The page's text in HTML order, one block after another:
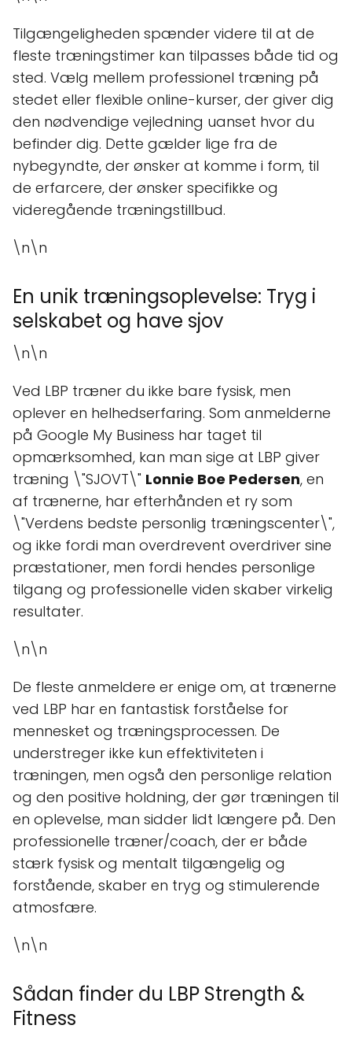
Tilgængeligheden spænder videre til at de
fleste træningstimer kan tilpasses både tid og
sted. Vælg mellem professionel træning på
stedet eller flexible online-kurser, der giver dig
den nødvendige vejledning uanset hvor du
befinder dig. Dette gælder lige fra de
nybegyndte, der ønsker at komme i form, til
de erfarcere, der ønsker specifikke og
videregående træningstillbud.
\n\n
En unik træningsoplevelse: Tryg i
selskabet og have sjov
\n\n
Ved LBP træner du ikke bare fysisk, men
oplever en helhedserfaring. Som anmelderne
på Google My Business har taget til
opmærksomhed, kan man sige at LBP giver
træning \"SJOVT\" Lonnie Boe Pedersen, en
af trænerne, har efterhånden et ry som
\"Verdens bedste personlig træningscenter\",
og ikke fordi man overdrevent overdriver sine
præstationer, men fordi hendes personlige
tilgang og professionelle viden skaber virkelig
resultater.
\n\n
De fleste anmeldere er enige om, at trænerne
ved LBP har en fantastisk forståelse for
mennesket og træningsprocessen. De
understreger ikke kun effektiviteten i
træningen, men også den personlige relation
og den positive holdning, der gør træningen til
en oplevelse, man sidder lidt længere på. Den
professionelle træner/coach, der er både
stærk fysisk og mentalt tilgængelig og
forstående, skaber en tryg og stimulerende
atmosfære.
\n\n
Sådan finder du LBP Strength &
Fitness